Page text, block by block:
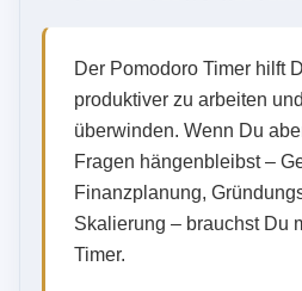
Der Pomodoro Timer hilft
produktiver zu arbeiten
überwinden. Wenn Du
Fragen hängenbleibst –
Finanzplanung,
Skalierung – brauchst Du
Timer.